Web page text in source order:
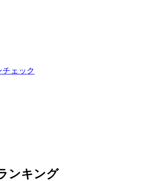
ェック
ンキング